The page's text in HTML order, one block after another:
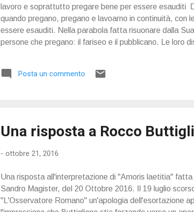
lavoro e soprattutto pregare bene per essere esauditi
quando pregano, pregano e lavoarno in continuità, con
essere esauditi. Nella parabola fatta risuonare dalla
persone che pregano: il fariseo e il pubblicano. Le loro
Posta un commento
Una risposta a Rocco
- ottobre 21, 2016
Una risposta all'interpretazione di "Amoris laetitia"
Sandro Magister, del 20 Ottobre 2016. Il 19 luglio
"L'Osservatore Romano" un'apologia dell'esortazione